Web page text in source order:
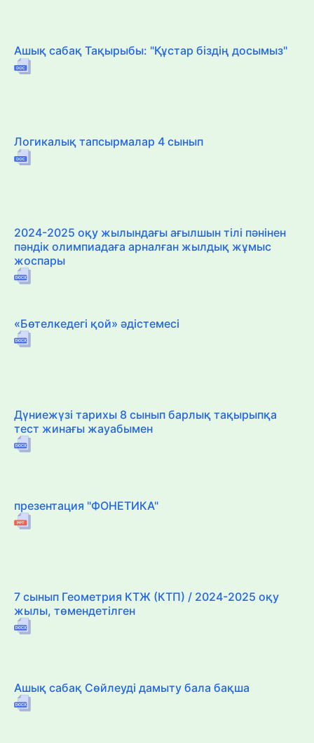
Ашық сабақ Тақырыбы: "Құстар біздің досымыз"
Логикалық тапсырмалар 4 сынып
2024-2025 оқу жылындағы ағылшын тілі пәнінен
пәндік олимпиадаға арналған жылдық жұмыс
жоспары
«Бөтелкедегі қой» әдістемесі
Дүниежүзі тарихы 8 сынып барлық тақырыпқа
тест жинағы жауабымен
презентация "ФОНЕТИКА"
7 сынып Геометрия КТЖ (КТП) / 2024-2025 оқу
жылы, төмендетілген
Ашық сабақ Сөйлеуді дамыту бала бақша